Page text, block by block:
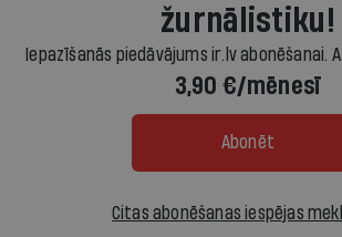
žurnālistiku!
Iepazīšanās piedāvājums ir.lv abonēšanai.
3,90 €/mēnesī
Abonēt
Citas abonēšanas iespējas